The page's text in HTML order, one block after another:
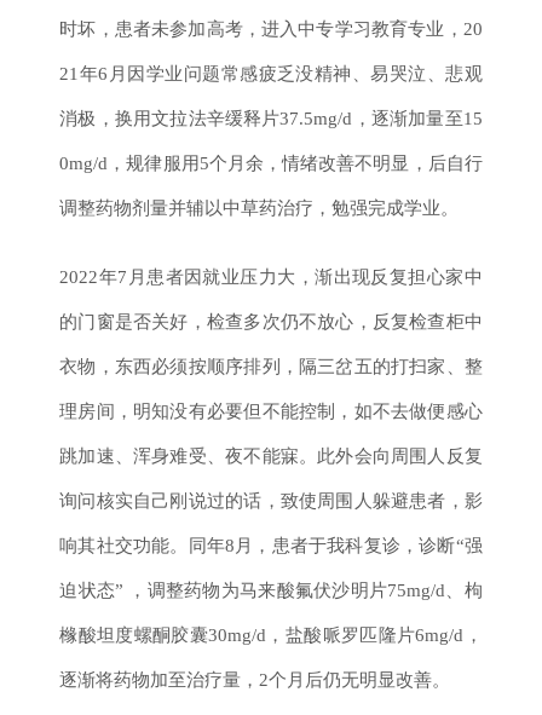
时坏，患者未参加高考，进入中专学习教育专业，20
21年6月因学业问题常感疲乏没精神、易哭泣、悲观
消极，换用文拉法辛缓释片37.5mg/d，逐渐加量至15
0mg/d，规律服用5个月余，情绪改善不明显，后自行
调整药物剂量并辅以中草药治疗，勉强完成学业。
2022年7月患者因就业压力大，渐出现反复担心家中
的门窗是否关好，检查多次仍不放心，反复检查柜中
衣物，东西必须按顺序排列，隔三岔五的打扫家、整
理房间，明知没有必要但不能控制，如不去做便感心
跳加速、浑身难受、夜不能寐。此外会向周围人反复
询问核实自己刚说过的话，致使周围人躲避患者，影
响其社交功能。同年8月，患者于我科复诊，诊断“强
迫状态” ，调整药物为马来酸氟伏沙明片75mg/d、枸
橼酸坦度螺酮胶囊30mg/d，盐酸哌罗匹隆片6mg/d，
逐渐将药物加至治疗量，2个月后仍无明显改善。